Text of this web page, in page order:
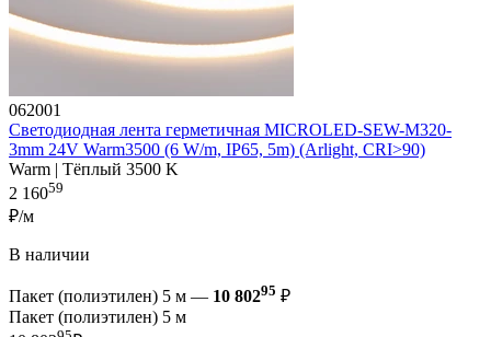
062001
Светодиодная лента герметичная MICROLED-SEW-M320-
3mm 24V Warm3500 (6 W/m, IP65, 5m) (Arlight, CRI>90)
Warm | Тёплый 3500 K
2 16059
₽/м
В наличии
Пакет (полиэтилен) 5 м — 10 80295 ₽
Пакет (полиэтилен) 5 м